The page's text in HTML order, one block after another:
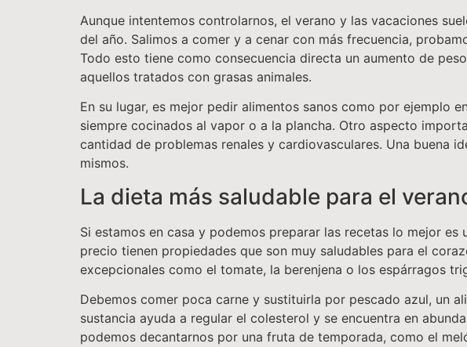
Aunque intentemos controlarnos, el verano y las vacaciones
del año. Salimos a comer y a cenar con más frecuencia,
Todo esto tiene como consecuencia directa un aumento de
aquellos tratados con grasas animales.
En su lugar, es mejor pedir alimentos sanos como por ejemplo
siempre cocinados al vapor o a la plancha. Otro aspecto
cantidad de problemas renales y cardiovasculares. Una buena
mismos.
La dieta más saludable para el
Si estamos en casa y podemos preparar las recetas lo mejor
precio tienen propiedades que son muy saludables para el
excepcionales como el tomate, la berenjena o los espárragos
Debemos comer poca carne y sustituirla por pescado azul, un
sustancia ayuda a regular el colesterol y se encuentra en
podemos decantarnos por una fruta de temporada, como el